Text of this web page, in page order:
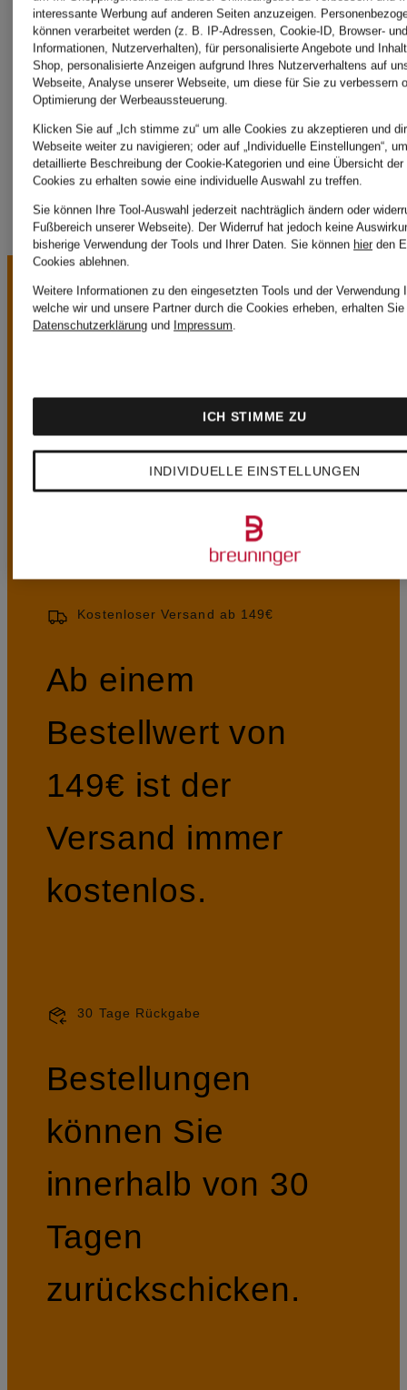
London
Hobbs
UNSERE
VORTEILE
Kostenloser Versand ab 149€
Ab einem
Bestellwert von
149€ ist der
Versand immer
kostenlos.
30 Tage Rückgabe
Bestellungen
können Sie
innerhalb von 30
Tagen
zurückschicken.
interessante Werbung auf anderen Seiten anzuzeigen.
können verarbeitet werden (z. B. IP-Adressen, Cookie-ID, Browser-
Informationen, Nutzerverhalten), für personalisierte Angebote und
Shop, personalisierte Anzeigen aufgrund Ihres Nutzerverhaltens auf
Webseite, Analyse unserer Webseite, um diese für Sie zu verbessern
Optimierung der Werbeaussteuerung.
Klicken Sie auf „Ich stimme zu“ um alle Cookies zu akzeptieren und
Webseite weiter zu navigieren; oder auf „Individuelle Einstellungen“,
detaillierte Beschreibung der Cookie-Kategorien und eine Übersicht
Cookies zu erhalten sowie eine individuelle Auswahl zu treffen.
Sie können Ihre Tool-Auswahl jederzeit nachträglich ändern oder
Fußbereich unserer Webseite). Der Widerruf hat jedoch keine
bisherige Verwendung der Tools und Ihrer Daten. Sie können hier den
Cookies ablehnen.
Weitere Informationen zu den eingesetzten Tools und der Verwendung
welche wir und unsere Partner durch die Cookies erheben, erhalten
Datenschutzerklärung und Impressum.
INDIVIDUELLE EINSTELLUNGEN
ICH STIMME ZU